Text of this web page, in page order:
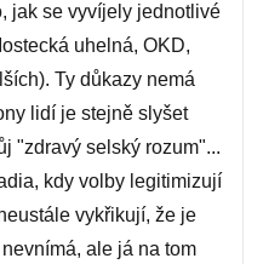
jak se vyvíjely jednotlivé
uhelná, OKD,
Ty důkazy nemá
lidí je stejně slyšet
"zdravý selský rozum"...
kdy volby legitimizují
vykřikují, že je
ale já na tom